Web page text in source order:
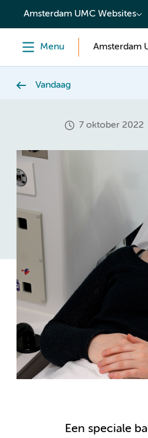
content
Amsterdam UMC Websites
Menu Amsterdam
Vandaag
7 oktober 2022
Een speciale